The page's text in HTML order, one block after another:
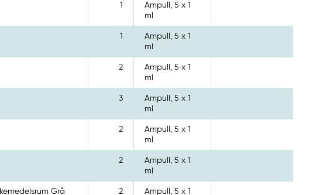
1
Ampull, 5 x 1
ml
1
Ampull, 5 x 1
ml
2
Ampull, 5 x 1
ml
3
Ampull, 5 x 1
ml
2
Ampull, 5 x 1
ml
2
Ampull, 5 x 1
ml
Grå 2 Ampull, 5 x 1